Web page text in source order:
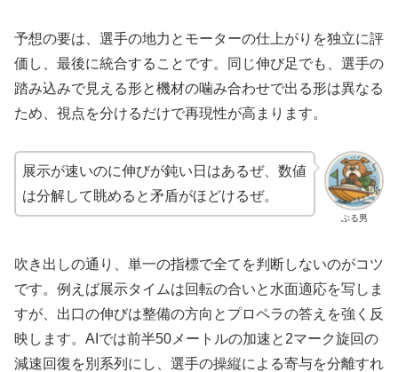
予想の要は、選手の地力とモーターの仕上がりを独立に評
価し、最後に統合することです。同じ伸び足でも、選手の
踏み込みで見える形と機材の噛み合わせで出る形は異なる
ため、視点を分けるだけで再現性が高まります。
ぶる男
展示が速いのに伸びが鈍い日はあるぜ、数値
は分解して眺めると矛盾がほどけるぜ。
吹き出しの通り、単一の指標で全てを判断しないのがコツ
です。例えば展示タイムは回転の合いと水面適応を写しま
すが、出口の伸びは整備の方向とプロペラの答えを強く反
映します。AIでは前半50メートルの加速と2マーク旋回の
減速回復を別系列にし、選手の操縦による寄与を分離すれ